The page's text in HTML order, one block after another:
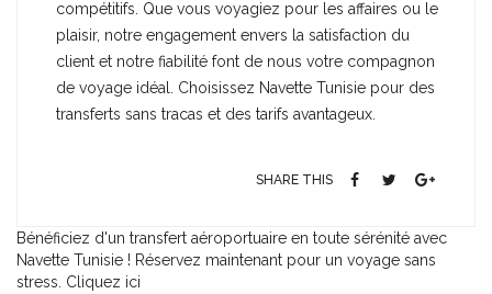
compétitifs. Que vous voyagiez pour les affaires ou le
plaisir, notre engagement envers la satisfaction du
client et notre fiabilité font de nous votre compagnon
de voyage idéal. Choisissez Navette Tunisie pour des
transferts sans tracas et des tarifs avantageux.
SHARE THIS
Bénéficiez d'un transfert aéroportuaire en toute sérénité avec
Navette Tunisie ! Réservez maintenant pour un voyage sans
stress. Cliquez ici